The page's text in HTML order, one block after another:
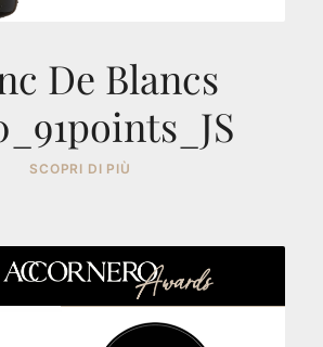
De Blancs
SCOPRI DI PIÙ